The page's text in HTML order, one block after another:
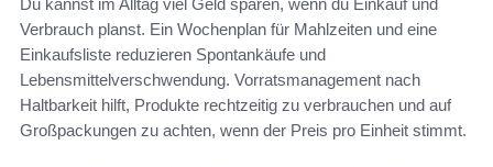
Du kannst im Alltag viel Geld sparen, wenn du Einkauf und
Verbrauch planst. Ein Wochenplan für Mahlzeiten und eine
Einkaufsliste reduzieren Spontankäufe und
Lebensmittelverschwendung. Vorratsmanagement nach
Haltbarkeit hilft, Produkte rechtzeitig zu verbrauchen und auf
Großpackungen zu achten, wenn der Preis pro Einheit stimmt.